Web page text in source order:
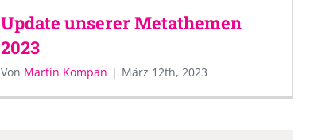
Update unserer Metathemen
2023
Von Martin Kompan | März 12th, 2023